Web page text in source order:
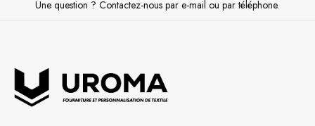
Une question ? Contactez-nous par e-mail ou par téléphone.